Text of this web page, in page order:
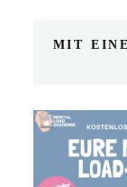
MIT